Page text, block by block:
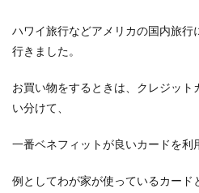
ハワイ旅行などアメリカの国内旅
行きました。
お買い物をするときは、クレジット
い分けて、
一番ベネフィットが良いカードを利
例としてわが家が使っているカード